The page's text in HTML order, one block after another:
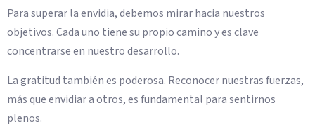
Para superar la envidia, debemos mirar hacia nuestros
objetivos. Cada uno tiene su propio camino y es clave
concentrarse en nuestro desarrollo.
La gratitud también es poderosa. Reconocer nuestras fuerzas,
más que envidiar a otros, es fundamental para sentirnos
plenos.